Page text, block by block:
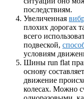
последствиям.
Увеличенная
плохих дорогах
всего
подвеской,
условиям
Шины run flat
основу
движение
колесах. Можно